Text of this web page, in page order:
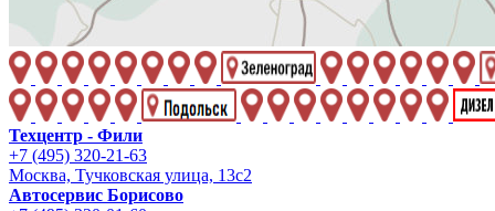
Техцентр - Фили
+7 (495) 320-21-63
Москва, Тучковская улица, 13с2
Автосервис Борисово